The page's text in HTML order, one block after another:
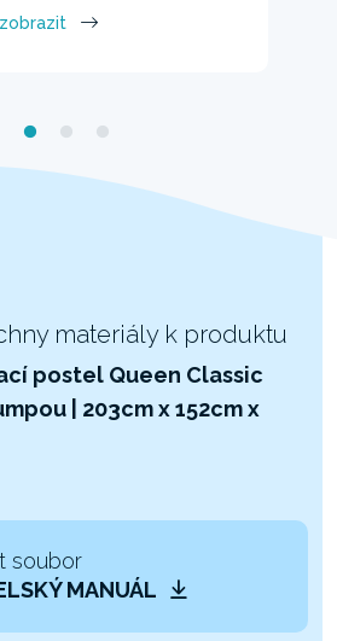
zobrazit
materiály k produktu
postel Queen Classic
| 203cm x 152cm x
soubor
MANUÁL